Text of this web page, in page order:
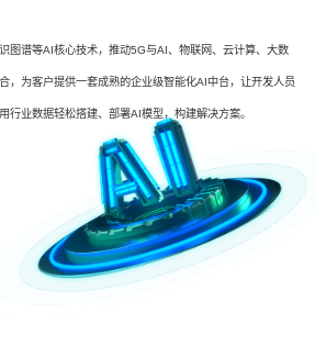
图谱等AI核心技术，推动5G与AI、物联网、云计算、大数
，为客户提供一套成熟的企业级智能化AI中台，让开发人员
行业数据轻松搭建、部署AI模型，构建解决方案。